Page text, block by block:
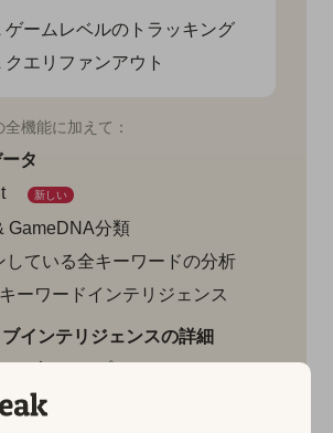
ゲームレベルのトラッキング
クエリファンアウト
機能に加えて：
タ
新しい
GameDNA分類
している全キーワードの分析
ーワードインテリジェンス
インテリジェンスの詳細
Explorer